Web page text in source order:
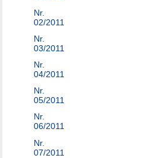
Nr.
02/2011
Nr.
03/2011
Nr.
04/2011
Nr.
05/2011
Nr.
06/2011
Nr.
07/2011